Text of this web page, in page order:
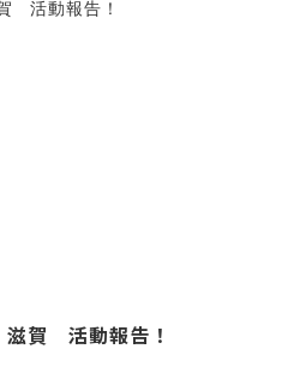
賀 活動報告！